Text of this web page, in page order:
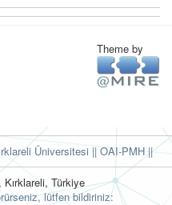
Theme by
Üniversitesi || OAI-PMH ||
Türkiye
lütfen bildiriniz: